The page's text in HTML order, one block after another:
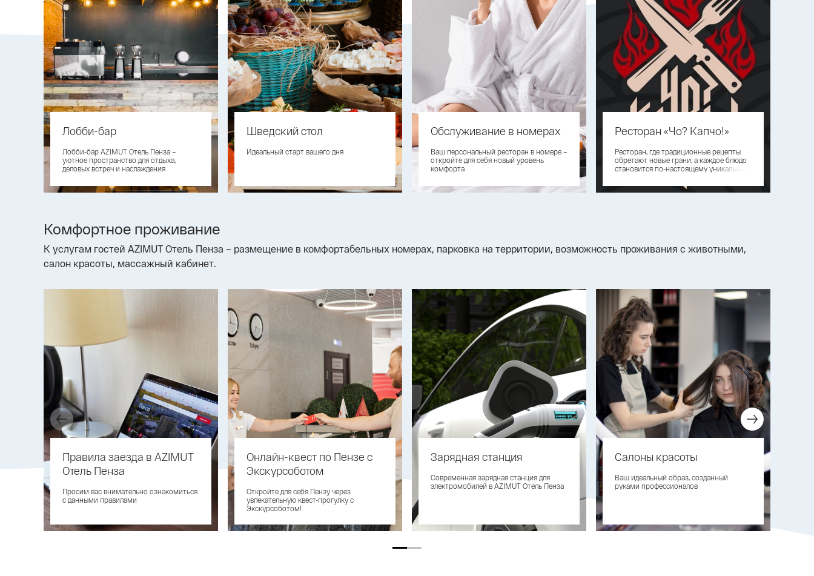
Лобби-бар
Лобби-бар AZIMUT Отель Пенза –
уютное пространство для отдыха,
деловых встреч и наслаждения
Шведский стол
Идеальный старт вашего дня
Обслуживание в номерах
Ваш персональный ресторан в номере –
откройте для себя новый уровень
комфорта
Ресторан «Чо? Капчо!»
Ресторан, где традиционные рецепты
обретают новые грани, а каждое блюдо
становится по-настоящему уникальным
Комфортное проживание
К услугам гостей AZIMUT Отель Пенза – размещение в комфортабельных номерах, парковка на территории, возможность проживания с животными,
салон красоты, массажный кабинет.
Правила заезда в AZIMUT
Отель Пенза
Просим вас внимательно ознакомиться
с данными правилами
Онлайн-квест по Пензе с
Экскурсоботом
Откройте для себя Пензу через
увлекательную квест-прогулку с
Экскурсоботом!
Зарядная станция
Современная зарядная станция для
электромобилей в AZIMUT Отель Пенза
Салоны красоты
Ваш идеальный образ, созданный
руками профессионалов